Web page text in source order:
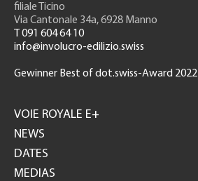
filiale Ticino
Via Cantonale 34a, 6928 Manno
T 091 604 64 10
info@involucro-edilizio.swiss
Gewinner Best of dot.swiss-Award 2022
GH
VOIE ROYALE E+
NEWS
DATES
MEDIAS